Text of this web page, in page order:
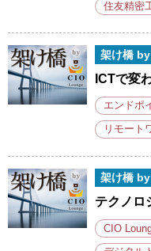
住友精密
架け橋
ICTで変
エンドポ
リモート
架け橋
テクノロ
CIO